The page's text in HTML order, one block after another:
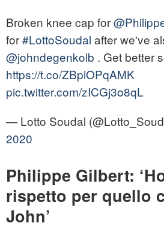
Broken knee cap for
for#LottoSoudal after we've
@johndegenkolb . Get better
https://t.co/ZBpiOPqAMK
pic.twitter.com/zICGj3o8qL
— Lotto Soudal
2020
Philippe Gilbert:
rispetto per quello
John’